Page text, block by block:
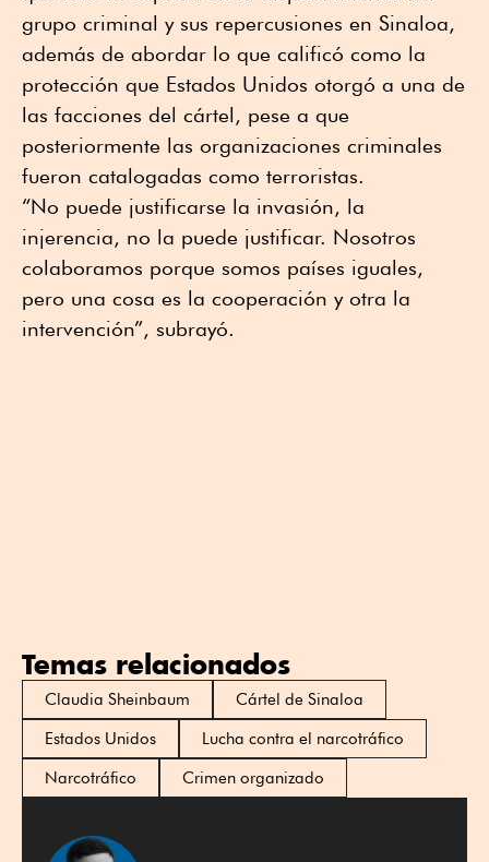
grupo criminal y sus repercusiones en Sinaloa,
además de abordar lo que calificó como la
protección que Estados Unidos otorgó a una de
las facciones del cártel, pese a que
posteriormente las organizaciones criminales
fueron catalogadas como terroristas.
“No puede justificarse la invasión, la
injerencia, no la puede justificar. Nosotros
colaboramos porque somos países iguales,
pero una cosa es la cooperación y otra la
intervención”, subrayó.
Temas relacionados
Claudia Sheinbaum
Cártel de Sinaloa
Estados Unidos
Lucha contra el narcotráfico
Narcotráfico
Crimen organizado